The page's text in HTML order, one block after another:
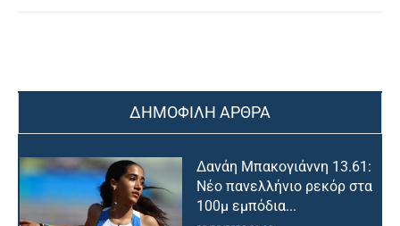
ΔΗΜΟΦΙΛΗ ΑΡΘΡΑ
Δανάη Μπακογιάννη 13.61:
Νέο πανελλήνιο ρεκόρ στα
100μ εμπόδια...